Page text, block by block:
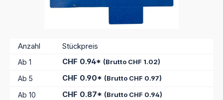
Anzahl Stückpreis
Ab 1 CHF 0.94* (Brutto CHF 1.02)
Ab 5 CHF 0.90* (Brutto CHF 0.97)
Ab 10 CHF 0.87* (Brutto CHF 0.94)